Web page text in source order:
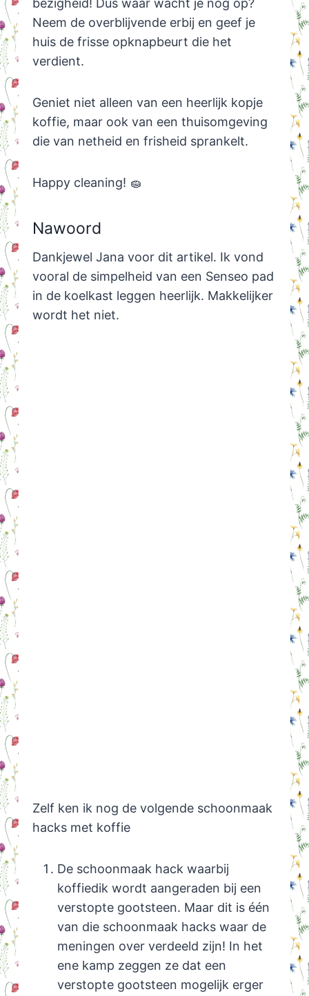
bezigheid! Dus waar wacht je nog op?
Neem de overblijvende erbij en geef je
huis de frisse opknapbeurt die het
verdient.
Geniet niet alleen van een heerlijk kopje
koffie, maar ook van een thuisomgeving
die van netheid en frisheid sprankelt.
Happy cleaning! 🧽
Nawoord
Dankjewel Jana voor dit artikel. Ik vond
vooral de simpelheid van een Senseo pad
in de koelkast leggen heerlijk. Makkelijker
wordt het niet.
Zelf ken ik nog de volgende schoonmaak
hacks met koffie
De schoonmaak hack waarbij
koffiedik wordt aangeraden bij een
verstopte gootsteen. Maar dit is één
van die schoonmaak hacks waar de
meningen over verdeeld zijn! In het
ene kamp zeggen ze dat een
verstopte gootsteen mogelijk erger